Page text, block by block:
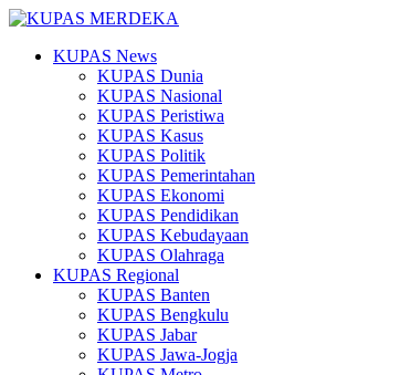
KUPAS News
KUPAS Dunia
KUPAS Nasional
KUPAS Peristiwa
KUPAS Kasus
KUPAS Politik
KUPAS Pemerintahan
KUPAS Ekonomi
KUPAS Pendidikan
KUPAS Kebudayaan
KUPAS Olahraga
KUPAS Regional
KUPAS Banten
KUPAS Bengkulu
KUPAS Jabar
KUPAS Jawa-Jogja